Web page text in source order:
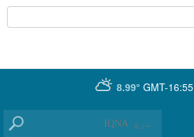
GMT-
8.99°